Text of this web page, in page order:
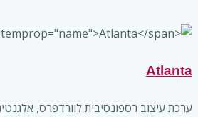
Atlanta
ערכת עיצוב רספונסיבית לוורדפרס,